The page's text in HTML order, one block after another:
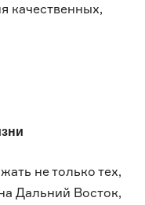
качественных,
не только тех,
Дальний Восток,